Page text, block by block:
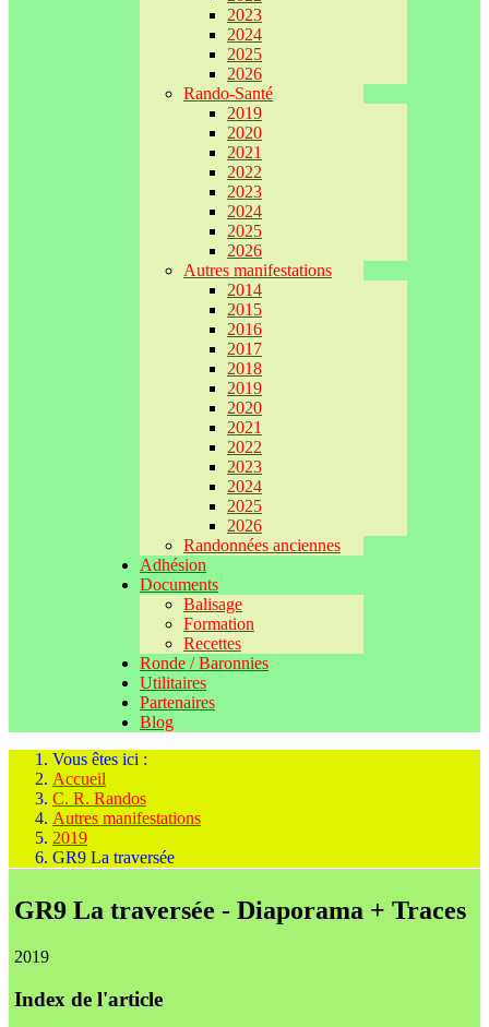
2023
2024
2025
2026
Rando-Santé
2019
2020
2021
2022
2023
2024
2025
2026
Autres manifestations
2014
2015
2016
2017
2018
2019
2020
2021
2022
2023
2024
2025
2026
Randonnées anciennes
Adhésion
Documents
Balisage
Formation
Recettes
Ronde / Baronnies
Utilitaires
Partenaires
Blog
Vous êtes ici :
Accueil
C. R. Randos
Autres manifestations
2019
GR9 La traversée
GR9 La traversée - Diaporama + Traces
2019
Index de l'article